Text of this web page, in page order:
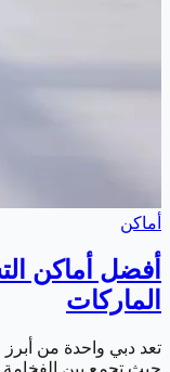
أماكن
أفضل أماكن
الماركات
تعد دبي واحدة من